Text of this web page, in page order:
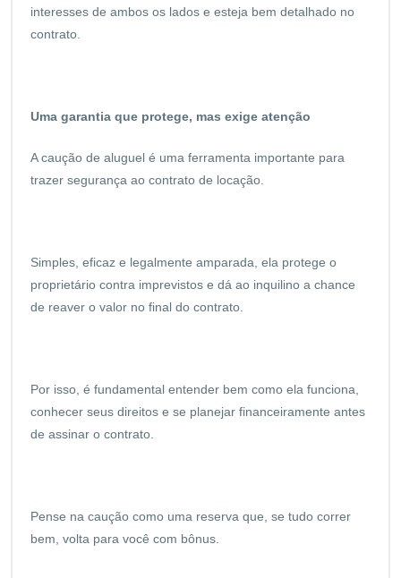
interesses de ambos os lados e esteja bem detalhado no
contrato.
Uma garantia que protege, mas exige atenção
A caução de aluguel é uma ferramenta importante para
trazer segurança ao contrato de locação.
Simples, eficaz e legalmente amparada, ela protege o
proprietário contra imprevistos e dá ao inquilino a chance
de reaver o valor no final do contrato.
Por isso, é fundamental entender bem como ela funciona,
conhecer seus direitos e se planejar financeiramente antes
de assinar o contrato.
Pense na caução como uma reserva que, se tudo correr
bem, volta para você com bônus.